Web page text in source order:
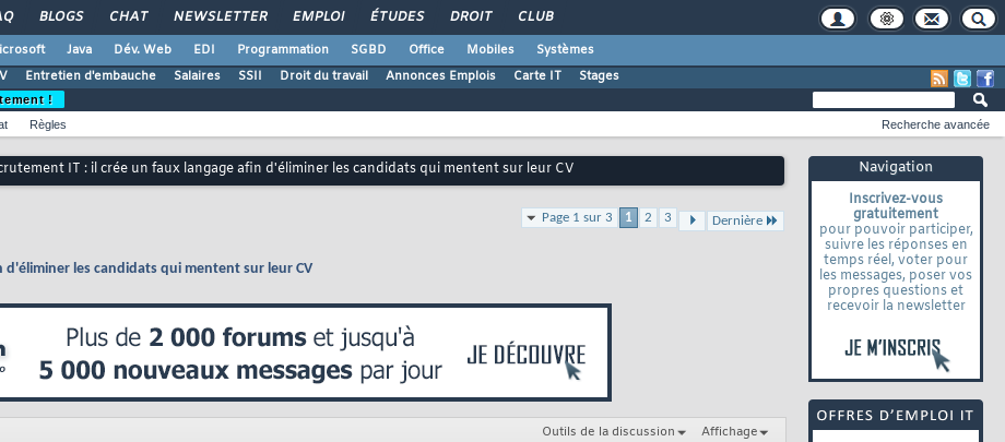
BLOGS CHAT NEWSLETTER EMPLOI ÉTUDES DROIT CLUB
Java Dév. Web EDI Programmation SGBD Office Mobiles
Systèmes
Entretien d'embauche Salaires SSII Droit du travail Annonces Emplois Carte IT Stages
Navigation
Inscrivez-vous
gratuitement
pour pouvoir participer,
suivre les réponses en
temps réel, voter pour
les messages, poser vos
propres questions et
recevoir la newsletter
!
Règles Recherche avancée
IT : il crée un faux langage afin d'éliminer les candidats qui mentent sur leur CV
Page 1 sur 3 1 2 3 Dernière
les candidats qui mentent sur leur CV
Outils de la discussion Affichage